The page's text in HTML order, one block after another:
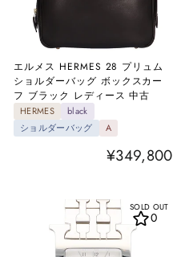
エルメス HERMES 28 プリュム
ショルダーバッグ ボックスカー
フ ブラック レディース 中古
HERMES
black
ショルダーバッグ
A
¥349,800
SOLD OUT
0